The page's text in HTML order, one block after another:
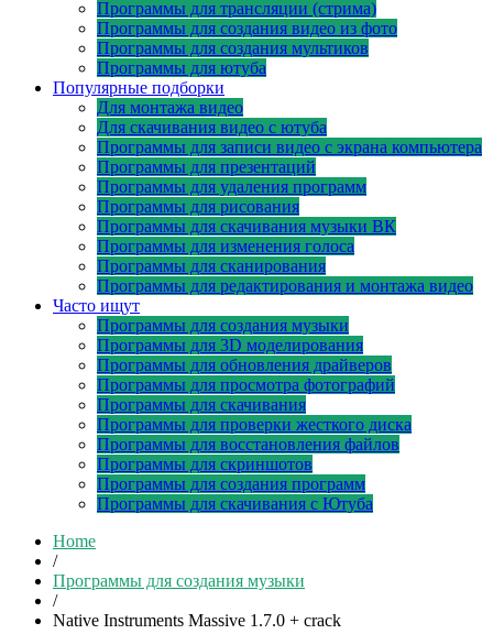
Программы для трансляции (стрима)
Программы для создания видео из фото
Программы для создания мультиков
Программы для ютуба
Популярные подборки
Для монтажа видео
Для скачивания видео с ютуба
Программы для записи видео с экрана компьютера
Программы для презентаций
Программы для удаления программ
Программы для рисования
Программы для скачивания музыки ВК
Программы для изменения голоса
Программы для сканирования
Программы для редактирования и монтажа видео
Часто ищут
Программы для создания музыки
Программы для 3D моделирования
Программы для обновления драйверов
Программы для просмотра фотографий
Программы для скачивания
Программы для проверки жесткого диска
Программы для восстановления файлов
Программы для скриншотов
Программы для создания программ
Программы для скачивания с Ютуба
Home
/
Программы для создания музыки
/
Native Instruments Massive 1.7.0 + crack